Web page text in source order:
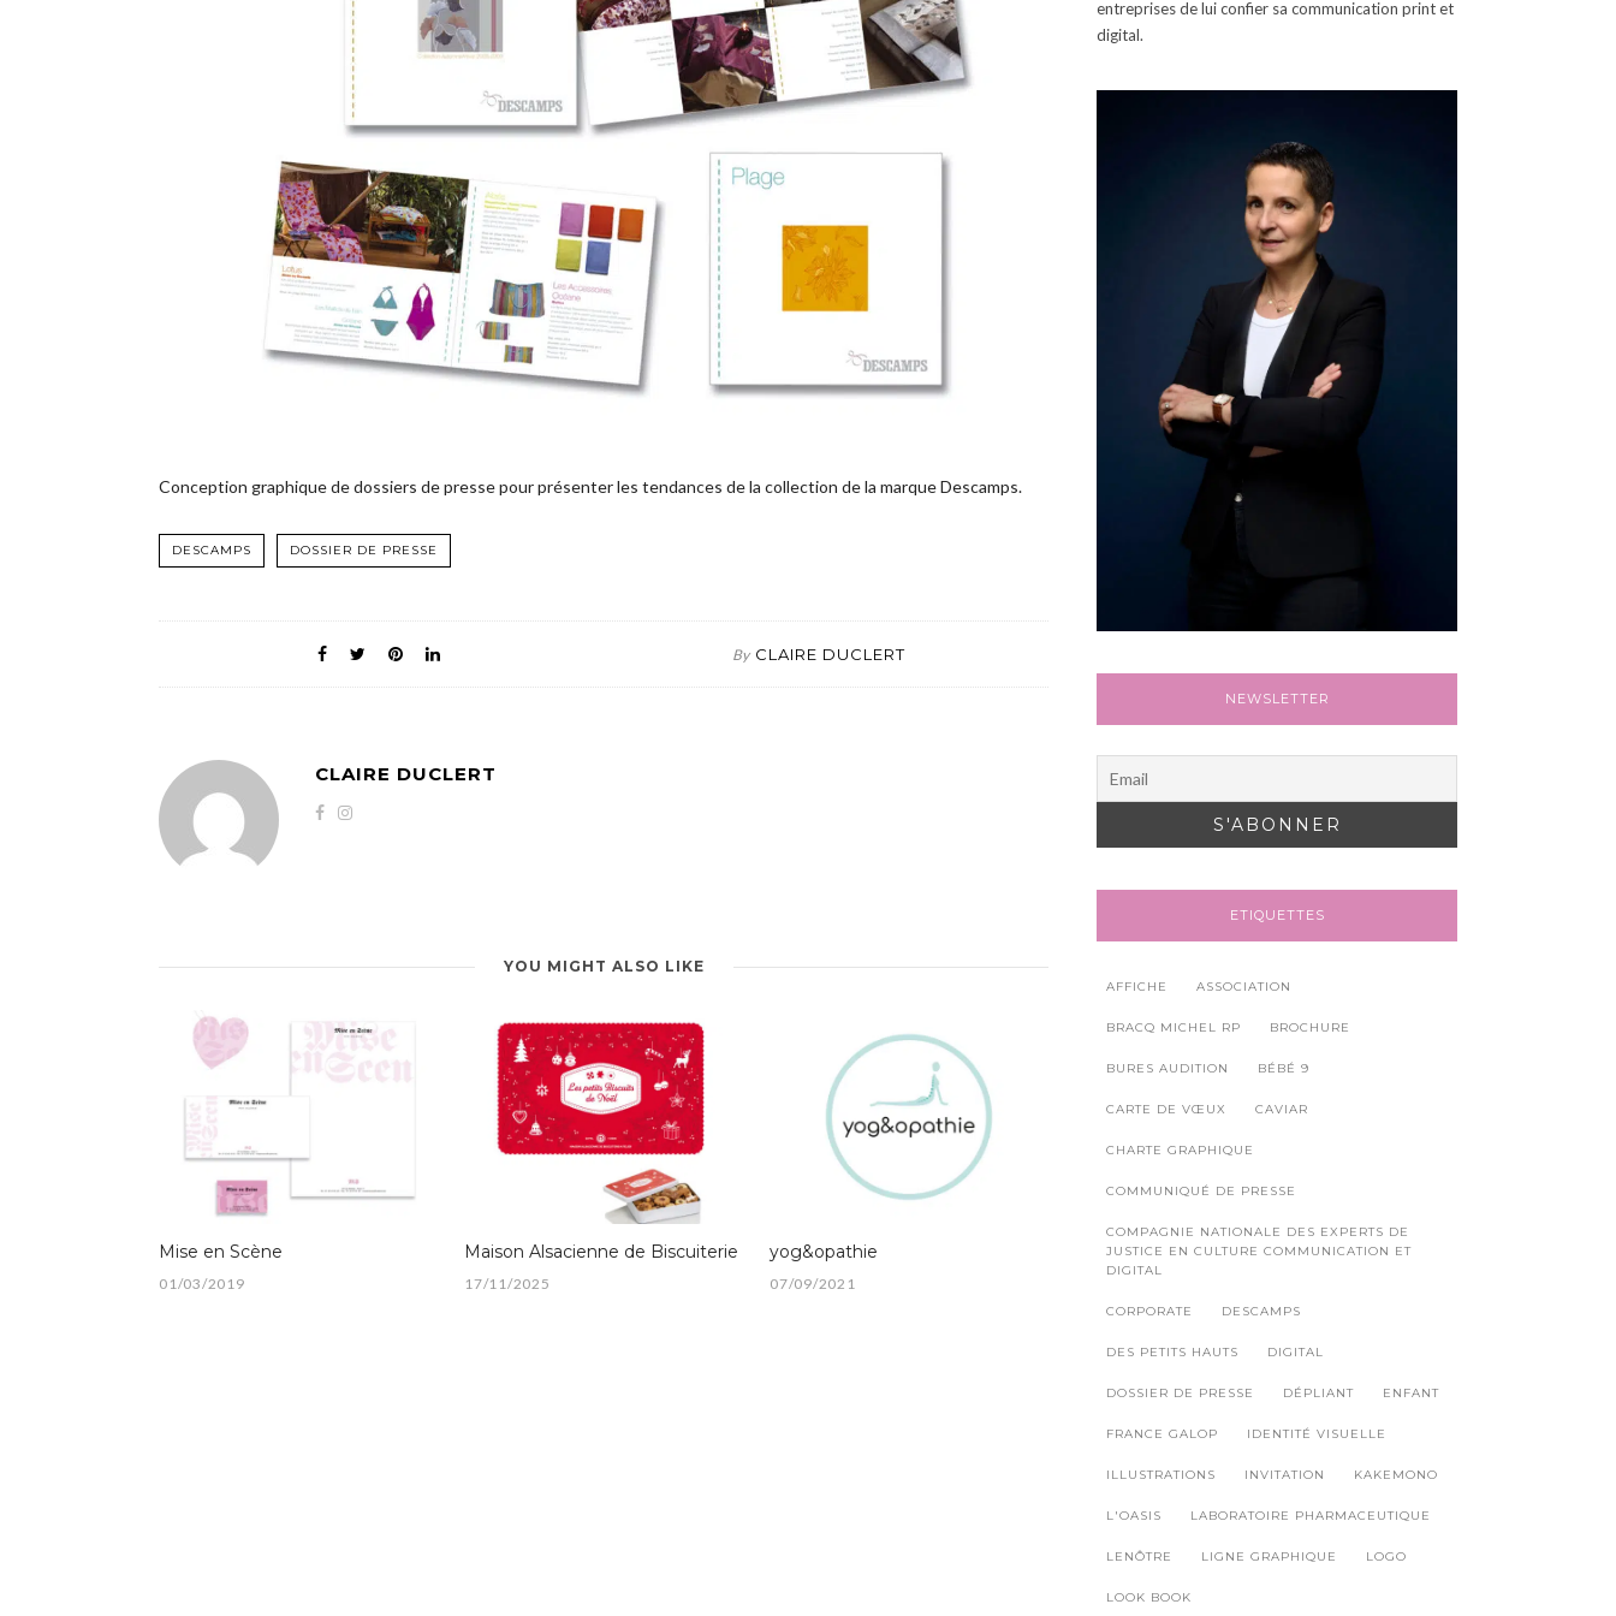
Conception graphique de dossiers de presse pour présenter les tendances de la collection de la marque Descamps.
DESCAMPS DOSSIER DE PRESSE
By CLAIRE DUCLERT
CLAIRE DUCLERT
YOU MIGHT ALSO LIKE
Mise en Scène
01/03/2019
Maison Alsacienne de Biscuiterie
17/11/2025
yog&opathie
07/09/2021
entreprises de lui confier sa communication printet
digital.
NEWSLETTER
ETIQUETTES
AFFICHE ASSOCIATION
BRACQ MICHEL RP BROCHURE
BURES AUDITION BÉBÉ 9
CARTE DE VŒUX CAVIAR
CHARTE GRAPHIQUE
COMMUNIQUÉ DE PRESSE
COMPAGNIE NATIONALE DES EXPERTS DE
JUSTICE EN CULTURE COMMUNICATION ET
DIGITAL
CORPORATE DESCAMPS
DES PETITS HAUTS DIGITAL
DOSSIER DE PRESSE DÉPLIANT ENFANT
FRANCE GALOP IDENTITÉ VISUELLE
ILLUSTRATIONS INVITATION KAKEMONO
L'OASIS LABORATOIRE PHARMACEUTIQUE
LENÔTRE LIGNE GRAPHIQUE LOGO
LOOK BOOK